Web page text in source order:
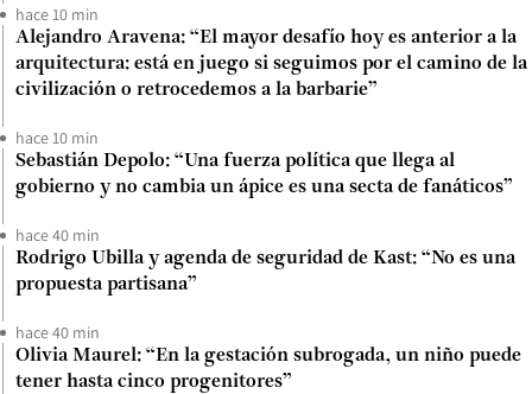
hace 10 min
Alejandro Aravena: “El mayor desafío hoy es anterior a la
arquitectura: está en juego si seguimos por el camino de la
civilización o retrocedemos a la barbarie”
hace 10 min
Sebastián Depolo: “Una fuerza política que llega al
gobierno y no cambia un ápice es una secta de fanáticos”
hace 40 min
Rodrigo Ubilla y agenda de seguridad de Kast: “No es una
propuesta partisana”
hace 40 min
Olivia Maurel: “En la gestación subrogada, un niño puede
tener hasta cinco progenitores”